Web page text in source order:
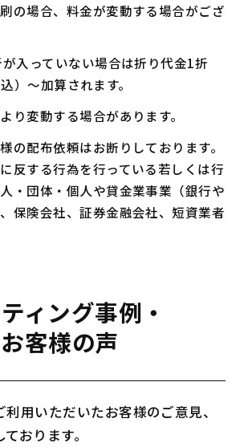
の場合、料金が変動する場合がござ
入っていない場合は折り代金1折
）～加算されます。
り変動する場合があります。
の配布依頼はお断りしております。
反する行為を行っている若しくは行
・団体・個人や貸金業事業（銀行や
保険会社、証券金融会社、短資業者
ィング事例・
お客様の声
用いただいたお客様のご意見、
おります。